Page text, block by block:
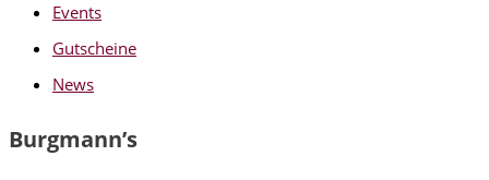
Events
Gutscheine
News
Burgmann’s